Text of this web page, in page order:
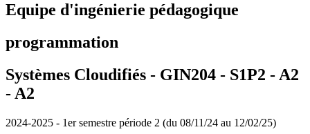
Equipe d'ingénierie pédagogique
programmation
Systèmes Cloudifiés - GIN204 - S1P2 - A2
- A2
2024-2025 - 1er semestre période 2 (du 08/11/24 au 12/02/25)